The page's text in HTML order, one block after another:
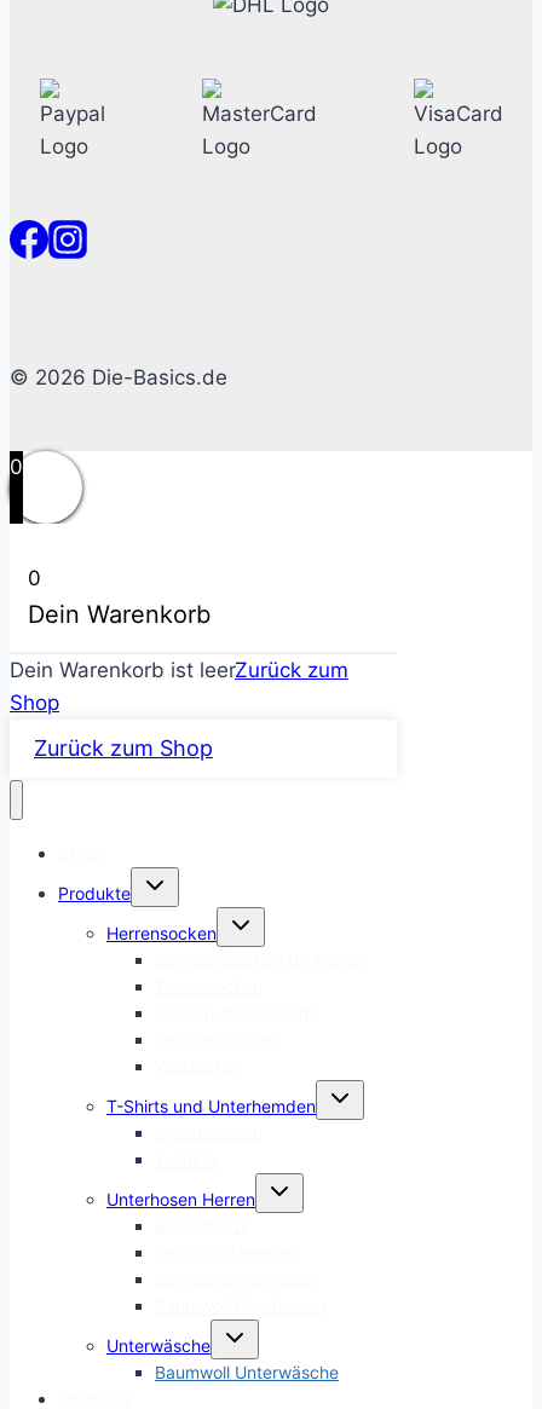
© 2026 Die-Basics.de
0
0
Dein Warenkorb
Dein Warenkorb ist leerZurück zum
Shop
Zurück zum Shop
Produkte
Untermenü
Herrensocken
Untermenü
T-Shirts und Unterhemden
Untermenü
Unterhosen Herren
Untermenü
Unterwäsche
Untermenü
Baumwoll Unterwäsche